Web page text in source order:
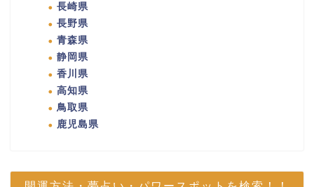
長崎県
長野県
青森県
静岡県
香川県
高知県
鳥取県
鹿児島県